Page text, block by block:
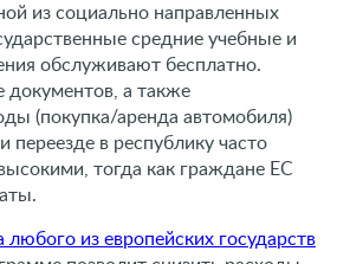
из социально направленных
средние учебные и
обслуживают бесплатно.
а также
(покупка/аренда автомобиля)
переезде в республику часто
тогда как граждане ЕС
любого из европейских государств